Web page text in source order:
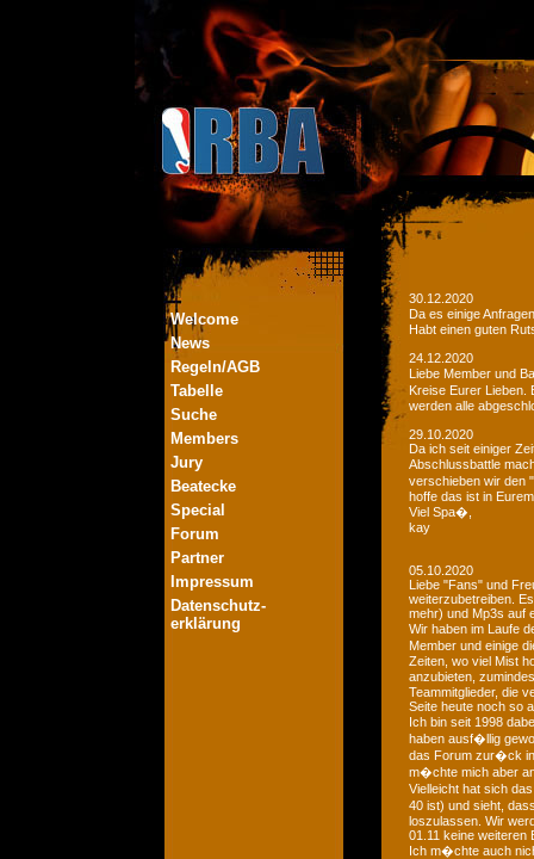
Welcome
News
Regeln/AGB
Tabelle
Suche
Members
Jury
Beatecke
Special
Forum
Partner
Impressum
Datenschutz-
erklärung
30.12.2020
Da es einige
Habt einen guten
24.12.2020
Liebe Member und
Kreise Eurer Lieben.
werden alle
29.10.2020
Da ich seit einiger
Abschlussbattle
verschieben wir den
hoffe das ist in
Viel Spa�,
kay
05.10.2020
Liebe "Fans" und
weiterzubetreiben.
mehr) und Mp3s auf
Wir haben im Laufe
Member und einige
Zeiten, wo viel Mist
anzubieten,
Teammitglieder, die
Seite heute noch so
Ich bin seit 1998
haben ausf�llig
das Forum zur�ck
m�chte mich aber
Vielleicht hat sich
40 ist) und sieht,
loszulassen. Wir
01.11 keine weiteren
Ich m�chte auch